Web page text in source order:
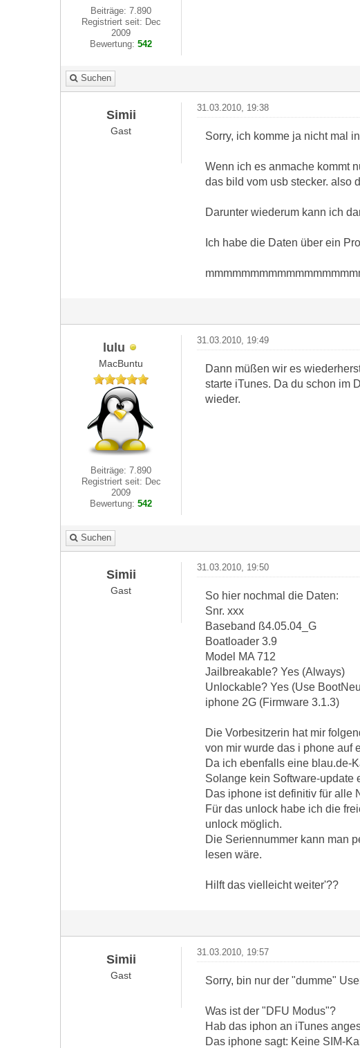
Beiträge: 7.890
Registriert seit: Dec
2009
Bewertung:542
Suchen
Simii
Gast
31.03.2010, 19:38
Sorry, ich komme ja nicht mal
Wenn ich es anmache kommt
das bild vom usb stecker. also
Darunter wiederum kann ich
Ich habe die Daten über ein
lulu
MacBuntu
Beiträge: 7.890
Registriert seit: Dec
2009
Bewertung:542
31.03.2010, 19:49
Dann müßen wir es
starte iTunes. Da du schon im
wieder.
Suchen
Simii
Gast
31.03.2010, 19:50
So hier nochmal die Daten:
Snr. xxx
Baseband ß4.05.04_G
Boatloader 3.9
Model MA 712
Jailbreakable? Yes (Always)
Unlockable? Yes (Use
iphone 2G (Firmware 3.1.3)
Die Vorbesitzerin hat mir
von mir wurde das i phone auf
Da ich ebenfalls eine blau.de-
Solange kein Software-update
Das iphone ist definitiv für alle
Für das unlock habe ich die
unlock möglich.
Die Seriennummer kann man
lesen wäre.
Hilft das vielleicht weiter'??
Simii
Gast
31.03.2010, 19:57
Sorry, bin nur der "dumme"
Was ist der "DFU Modus"?
Hab das iphon an iTunes
Das iphone sagt: Keine SIM-